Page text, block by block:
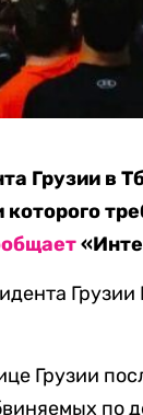
Грузии в
Грузии
по